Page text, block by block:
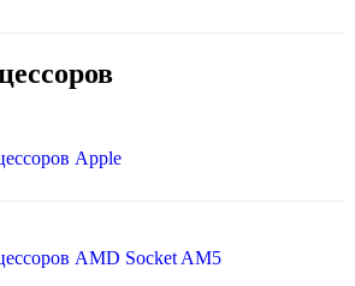
Apple
AMD Socket AM5